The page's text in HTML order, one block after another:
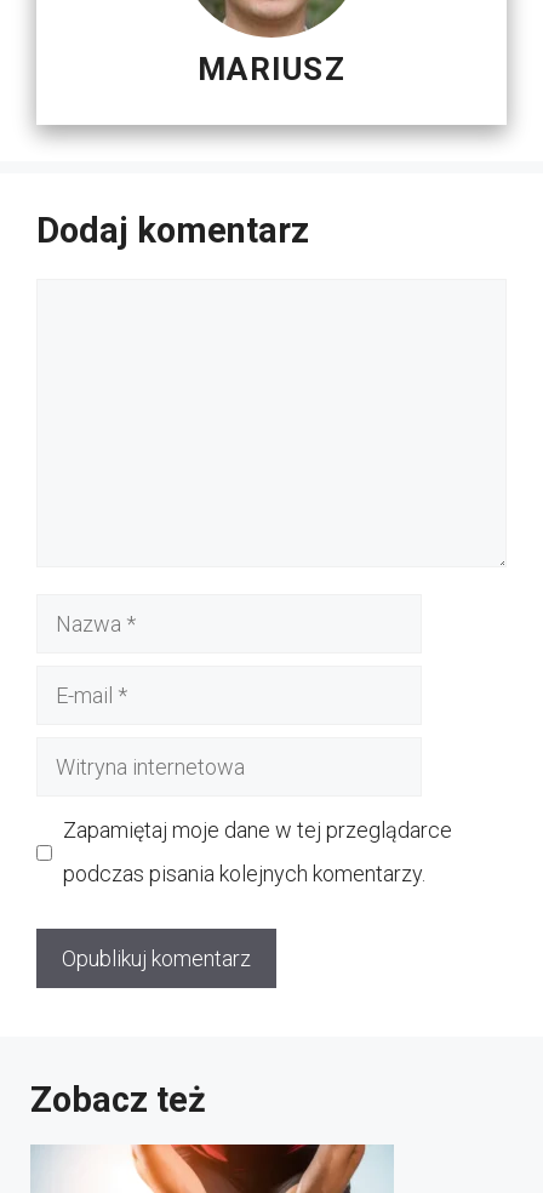
MARIUSZ
Dodaj komentarz
Nazwa
Witryna
Zapamiętaj moje dane w tej przeglądarce
podczas pisania kolejnych komentarzy.
Zobacz też